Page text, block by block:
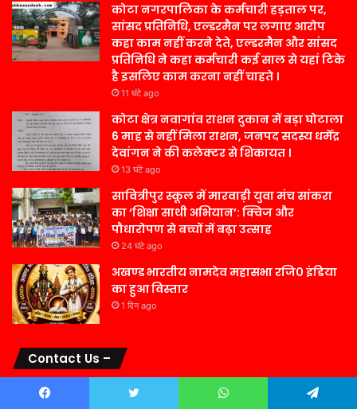
कोटा नगरपालिका के कर्मचारी हड़ताल पर,
सांसद प्रतिनिधि, एल्डरमैन पर लगाए आरोप
कहा काम नहीं करने देते, एल्डरमैन और सांसद
प्रतिनिधि ने कहा कर्मचारी कई साल से यहां टिके
है इसलिए काम करना नहीं चाहते ।
11 घंटे ago
कोटा क्षेत्र नवागांव राशन दुकान में बड़ा घोटाला
6 माह से नहीं मिला राशन, जनपद सदस्य धर्मेंद्र
देवांगन ने की कलेक्टर से शिकायत ।
13 घंटे ago
सावित्रीपुर स्कूल में मारवाड़ी युवा मंच सांकरा
का ‘शिक्षा साथी अभियान’: क्विज और
पौधारोपण से बच्चों में बढ़ा उत्साह
24 घंटे ago
अखण्ड भारतीय नामदेव महासभा रजि0 इंडिया
का हुआ विस्तार
1 दिन ago
Contact Us –